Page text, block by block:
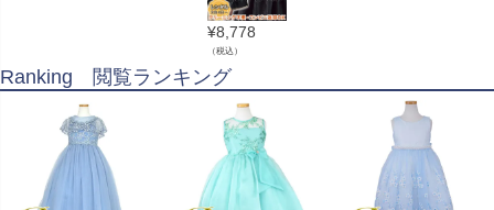
¥8,778
（税込）
Ranking 閲覧ランキング